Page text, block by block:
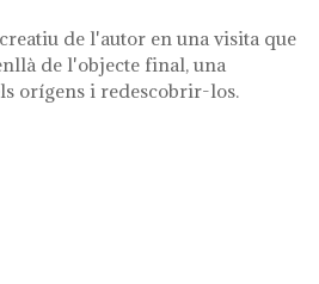
de l'autor en una visita que
de l'objecte final, una
orígens i redescobrir-los.
guiada a l'exposició 'anar a